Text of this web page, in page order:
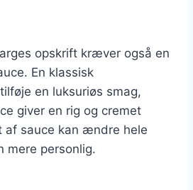
opskrift kræver også en
En klassisk
en luksuriøs smag,
giver en rig og cremet
af sauce kan ændre hele
mere personlig.